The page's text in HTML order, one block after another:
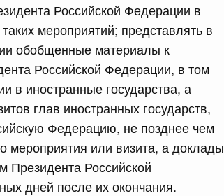
Российской Федерации в
мероприятий; представлять в
обобщенные материалы к
Российской Федерации, в том
в иностранные государства, а
глав иностранных государств,
Федерацию, не позднее чем
мероприятия или визита, а доклады
Президента Российской
дней после их окончания.
№ 909
№ 908
на